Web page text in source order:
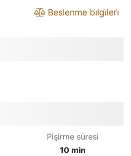
Beslenme bi̇lgi̇leri̇
Pişirme süresi
10 min